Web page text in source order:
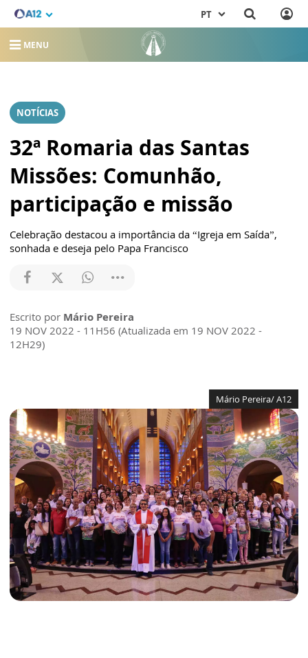
PT
MENU
NOTÍCIAS
32ª Romaria das Santas
Missões: Comunhão,
participação e missão
Celebração destacou a importância da “Igreja em Saída”,
sonhada e deseja pelo Papa Francisco
Escrito por Mário Pereira
19 NOV 2022 - 11H56 (Atualizada em 19 NOV 2022 -
12H29)
Mário Pereira/ A12